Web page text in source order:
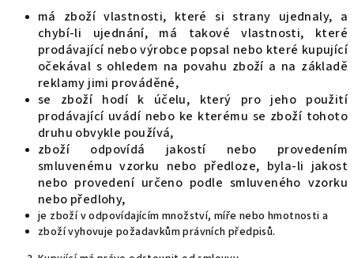
má zboží vlastnosti, které si strany ujednaly, a
chybí-li ujednání, má takové vlastnosti, které
prodávající nebo výrobce popsal nebo které kupující
očekával s ohledem na povahu zboží a na základě
reklamy jimi prováděné,
se zboží hodí k účelu, který pro jeho použití
prodávající uvádí nebo ke kterému se zboží tohoto
druhu obvykle používá,
zboží odpovídá jakostí nebo provedením
smluvenému vzorku nebo předloze, byla-li jakost
nebo provedení určeno podle smluveného vzorku
nebo předlohy,
je zboží v odpovídajícím množství, míře nebo hmotnosti a
zboží vyhovuje požadavkům právních předpisů.